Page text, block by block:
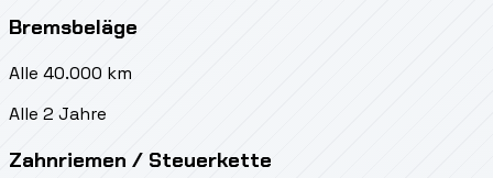
Bremsbeläge
Alle 40.000 km
Alle 2 Jahre
Zahnriemen / Steuerkette